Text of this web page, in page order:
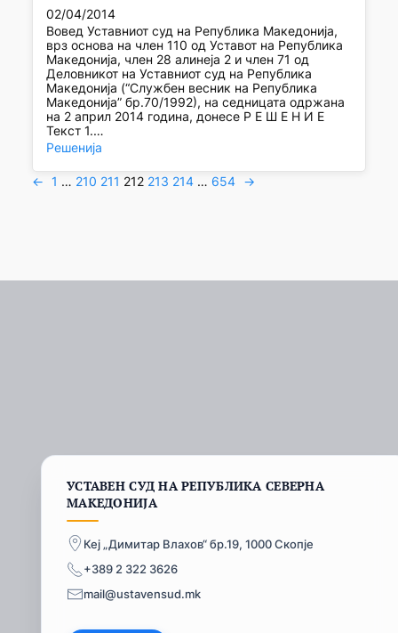
02/04/2014
Вовед Уставниот суд на Република Македонија,
врз основа на член 110 од Уставот на Република
Македонија, член 28 алинеја 2 и член 71 од
Деловникот на Уставниот суд на Република
Македонија (“Службен весник на Република
Македонија” бр.70/1992), на седницата одржана
на 2 април 2014 година, донесе Р Е Ш Е Н И Е
Текст 1.…
Решенија
← 1 … 210 211 212 213 214 … 654 →
УСТАВЕН СУД НА РЕПУБЛИКА СЕВЕРНА
МАКЕДОНИЈА
Кеј „Димитар Влахов“ бр.19, 1000 Скопје
+389 2 322 3626
mail@ustavensud.mk